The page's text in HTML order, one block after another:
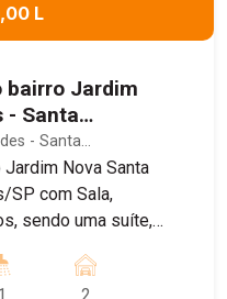
L
bairro Jardim
- Santa
- Santa
Nova Santa
SP com Sala,
sendo uma suíte,
Casa recém